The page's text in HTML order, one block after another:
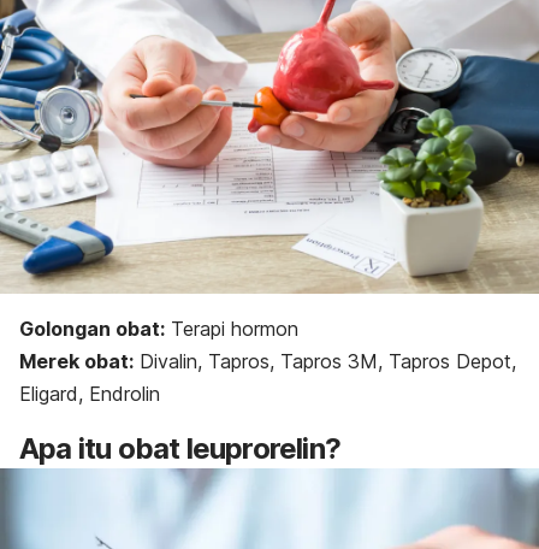
Golongan obat: Terapi hormon
Merek obat: Divalin, Tapros, Tapros 3M, Tapros Depot,
Eligard, Endrolin
Apa itu obat leuprorelin?